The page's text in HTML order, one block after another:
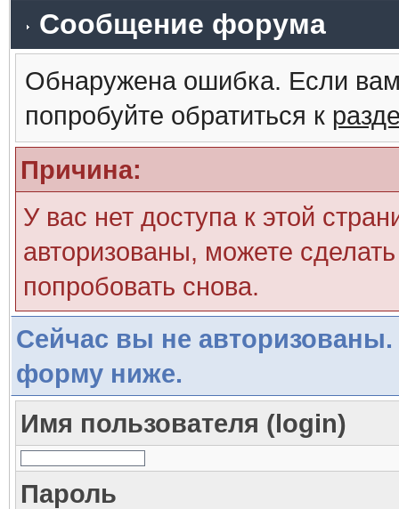
Сообщение форума
Обнаружена ошибка. Если
попробуйте обратиться к
Причина:
У вас нет доступа к этой
авторизованы, можете
попробовать снова.
Сейчас вы не авторизованы.
форму ниже.
Имя пользователя (login)
Пароль